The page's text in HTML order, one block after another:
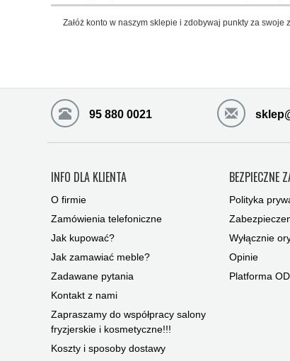
Załóż konto w naszym sklepie i zdobywaj punkty za
95 880 0021
INFO DLA KLIENTA
O firmie
Zamówienia telefoniczne
Jak kupować?
Jak zamawiać meble?
Zadawane pytania
Kontakt z nami
Zapraszamy do współpracy salony
fryzjerskie i kosmetyczne!!!
Koszty i sposoby dostawy
BEZPIECZNE
Polityka
Wyłącznie
Opinie
Platforma